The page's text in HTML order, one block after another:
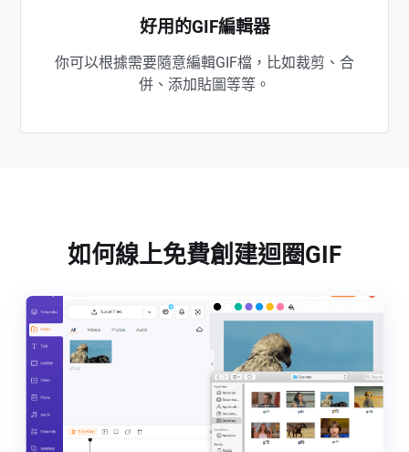
好用的GIF編輯器
你可以根據需要隨意編輯GIF檔，比如裁剪、合
併、添加貼圖等等。
如何線上免費創建迴圈GIF